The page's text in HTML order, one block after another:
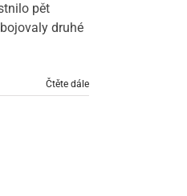
pět
druhé
Čtěte dále